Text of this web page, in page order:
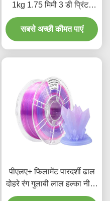
1kg 1.75 मिमी 3 डी प्रिंटर
फिलामेंट 3 डी प्रिंटर के लिए
सबसे अच्छी कीमत पाएं
पीएलए+ फिलामेंट पारदर्शी ढाल
दोहरे रंग गुलाबी लाल हल्का नीला
1.75 मिमी 3 डी प्रिंटिंग